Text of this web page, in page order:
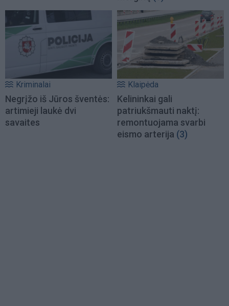
Kriminalai
Negrįžo iš Jūros šventės:
artimieji laukė dvi
savaites
Klaipėda
Kelininkai gali
patriukšmauti naktį:
remontuojama svarbi
eismo arterija (3)